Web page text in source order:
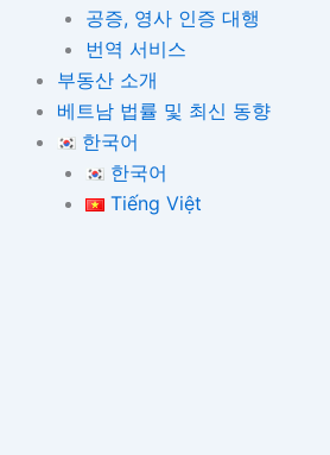
공증, 영사 인증 대행
번역 서비스
부동산 소개
베트남 법률 및 최신 동향
한국어
한국어
Tiếng Việt